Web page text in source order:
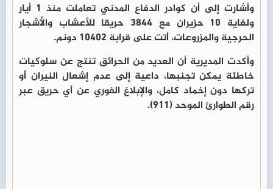
وأشارت إلى أن كوادر الدفاع المدني تعاملت منذ 1 أيار
ولغاية 10 حزيران مع 3844 حريقا للأعشاب والأشجار
الحرجية والمزروعات، أتت على قرابة 10402 دونم.
وأكدت المديرية أن العديد من الحرائق تنتج عن سلوكيات
خاطئة يمكن تجنبها، داعية إلى عدم إشعال النيران أو
تركها دون إخماد كامل، والإبلاغ الفوري عن أي حريق عبر
رقم الطوارئ الموحد (911).